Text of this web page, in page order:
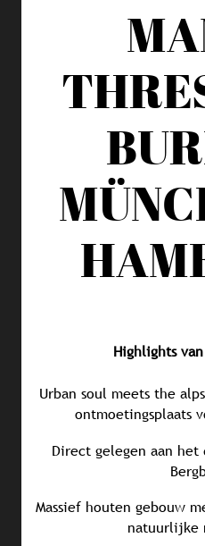
Highlights
Urban soul meets the
ontmoetingsplaats
Direct gelegen aan
Massief houten gebouw
natuurlijke